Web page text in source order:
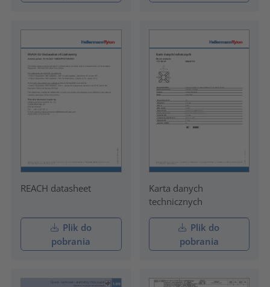
REACH datasheet
Plik do
pobrania
Karta danych
technicznych
Plik do
pobrania